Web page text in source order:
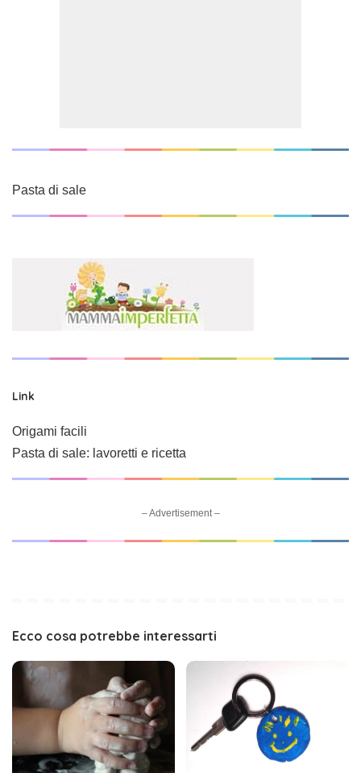
Pasta di sale
Link
Origami facili
Pasta di sale: lavoretti e ricetta
– Advertisement –
Ecco cosa potrebbe interessarti